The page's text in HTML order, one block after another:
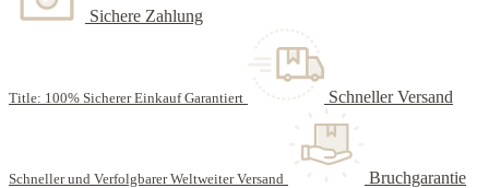
Sichere Zahlung
Title: 100% Sicherer Einkauf Garantiert Schneller Versand
Schneller und Verfolgbarer Weltweiter Versand Bruchgarantie